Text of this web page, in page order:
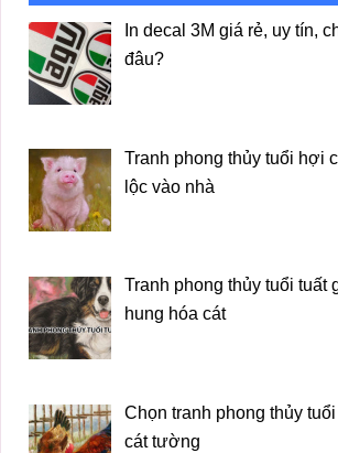
In decal 3M giá rẻ, uy tín,
đâu?
Tranh phong thủy tuổi hợi
lộc vào nhà
Tranh phong thủy tuổi tuất
hung hóa cát
Chọn tranh phong thủy
cát tường